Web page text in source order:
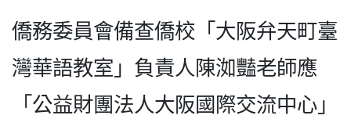
僑務委員會備查僑校「大阪弁天町臺
灣華語教室」負責人陳洳豔老師應
「公益財團法人大阪國際交流中心」